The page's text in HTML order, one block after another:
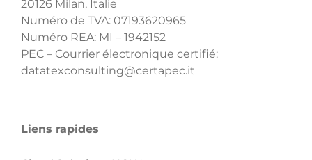
20126 Milan, Italie
Numéro de TVA: 07193620965
Numéro REA: MI – 1942152
PEC – Courrier électronique certifié:
datatexconsulting@certapec.it
Liens rapides